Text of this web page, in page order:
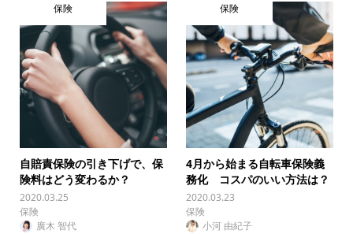
保険
自賠責保険の引き下げで、保
険料はどう変わるか？
2020.03.25
保険
廣木 智代
保険
4月から始まる自転車保険義
務化 コスパのいい方法は？
2020.03.23
保険
小河 由紀子